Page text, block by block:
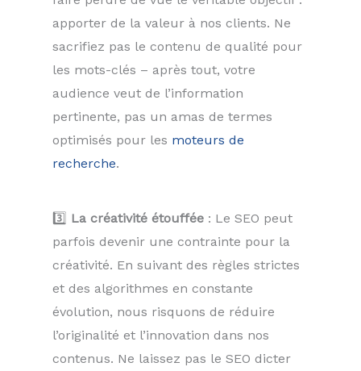
apporter de la valeur à nos clients. Ne
sacrifiez pas le contenu de qualité pour
les mots-clés – après tout, votre
audience veut de l’information
pertinente, pas un amas de termes
optimisés pour les moteurs de
recherche.
3️⃣ La créativité étouffée : Le SEO peut
parfois devenir une contrainte pour la
créativité. En suivant des règles strictes
et des algorithmes en constante
évolution, nous risquons de réduire
l’originalité et l’innovation dans nos
contenus. Ne laissez pas le SEO dicter